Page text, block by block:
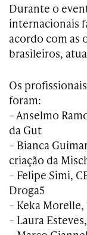
Durante o
internacionais
acordo com as
brasileiros,
Os
foram:
– Anselmo
da Gut
– Bianca
criação da
– Felipe Simi,
Droga5
– Keka
– Laura